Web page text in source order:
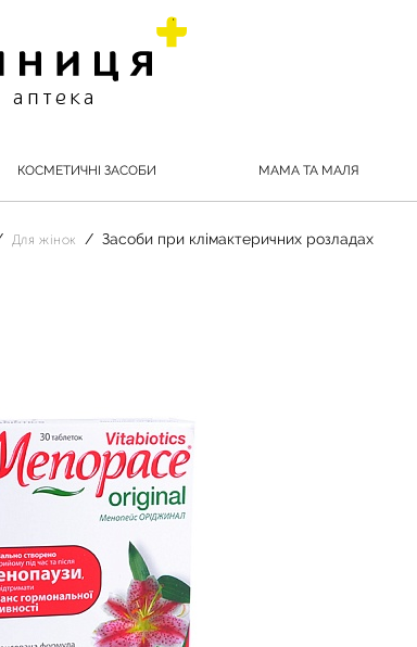
КОСМЕТИЧНІ ЗАСОБИ МАМА ТА МАЛЯ
Для жінок Засоби при клімактеричних розладах